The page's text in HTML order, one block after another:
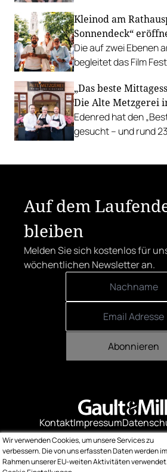
Richard Rauch kocht
u.v.m.
Kleinod am
Sonnendeck“
Die auf zwei Ebenen
begleitet das Film
mit Cocktails, Snacks
„Das beste
Die Alte Metzgerei
Edenred hat den
gesucht – und rund
Auf dem
bleiben
Melden Sie sich kostenlos für
wöchentlichen Newsletter an.
Abonnieren
KontaktImpressum
Logo-
© Gault & Millau
Wir verwenden Cookies, um unsere Services zu
verbessern. Die von uns erfassten Daten werden im
Rahmen unserer EU-weiten Aktivitäten verwendet.